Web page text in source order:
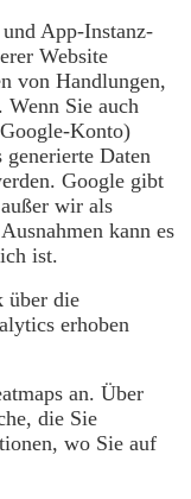
App-Instanz-
Website
von Handlungen,
Wenn Sie auch
Konto)
Daten
Google gibt
wir als
kann es
ist.
über die
erhoben
an. Über
die Sie
wo Sie auf